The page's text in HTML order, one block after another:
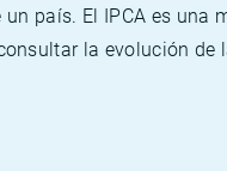
país. El IPCA es una
la evolución